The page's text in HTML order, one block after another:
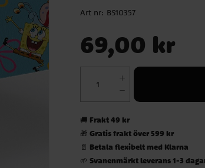
Art nr: BS10357
69,00 kr
🚚 Frakt 49 kr
🎁Gratis frakt över 599 kr
📄 Betala flexibelt med Klarna
🌱Svanenmärkt leverans 1-3